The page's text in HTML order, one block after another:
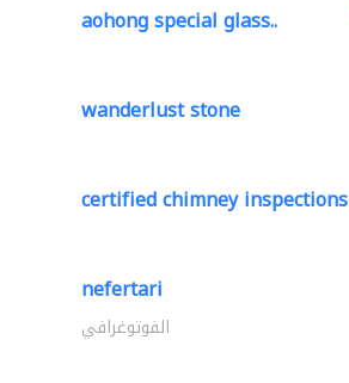
aohong special glass..
wanderlust stone
certified chimney inspections
nefertari
الفوتوغرافي